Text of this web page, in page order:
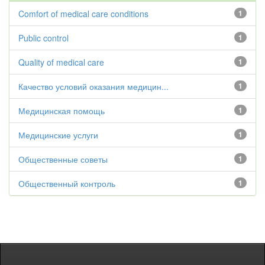
1
Comfort of medical care conditions
1
Public control
1
Quality of medical care
1
Качество условий оказания медицин...
1
Медицинская помощь
1
Медицинские услуги
1
Общественные советы
1
Общественный контроль